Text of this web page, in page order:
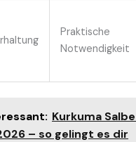
Praktische
Notwendigkeit
Kurkuma
– so gelingt es dir